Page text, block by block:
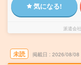
気になる!
派遣会社
未読 掲載日 2026/08/08